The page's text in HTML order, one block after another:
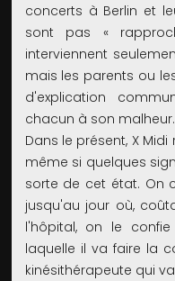
concerts à Berlin et
sont pas «
interviennent
mais les parents ou
d'explication
chacun à son malheur.
Dans le présent, X
même si quelques
sorte de cet état. On
jusqu'au jour où,
l'hôpital, on le
laquelle il va faire la
kinésithérapeute qui